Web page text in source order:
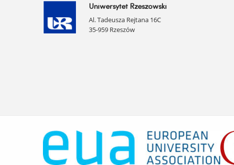
Uniwersytet Rzeszowski
Al. Tadeusza Rejtana 16C
35-959 Rzeszów